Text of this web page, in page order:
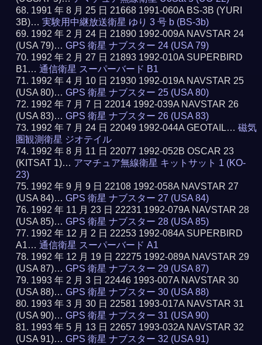
1991 年 8 月 25 日 21668 1991-060A BS-3B (YURI
3B)…実験用中継放送衛星 ゆり 3 号 b (BS-3b)
1992 年 2 月 24 日 21890 1992-009A NAVSTAR 24
(USA 79)…GPS 衛星 ナブスター 24 (USA 79)
1992 年 2 月 27 日 21893 1992-010A SUPERBIRD
B1…通信衛星 スーパーバード B1
1992 年 4 月 10 日 21930 1992-019A NAVSTAR 25
(USA 80)…GPS 衛星 ナブスター 25 (USA 80)
1992 年 7 月 7 日 22014 1992-039A NAVSTAR 26
(USA 83)…GPS 衛星 ナブスター 26 (USA 83)
1992 年 7 月 24 日 22049 1992-044A GEOTAIL…磁気
圏観測衛星 ジオテイル
1992 年 8 月 11 日 22077 1992-052B OSCAR 23
(KITSAT 1)… アマチュア無線衛星 キットサット 1 (KO-
23)
1992 年 9 月 9 日 22108 1992-058A NAVSTAR 27
(USA 84)…GPS 衛星 ナブスター 27 (USA 84)
1992 年 11 月 23 日 22231 1992-079A NAVSTAR 28
(USA 85)…GPS 衛星 ナブスター 28 (USA 85)
1992 年 12 月 2 日 22253 1992-084A SUPERBIRD
A1…通信衛星 スーパーバード A1
1992 年 12 月 19 日 22275 1992-089A NAVSTAR 29
(USA 87)…GPS 衛星 ナブスター 29 (USA 87)
1993 年 2 月 3 日 22446 1993-007A NAVSTAR 30
(USA 88)…GPS 衛星 ナブスター 30 (USA 88)
1993 年 3 月 30 日 22581 1993-017A NAVSTAR 31
(USA 90)…GPS 衛星 ナブスター 31 (USA 90)
1993 年 5 月 13 日 22657 1993-032A NAVSTAR 32
(USA 91)…GPS 衛星 ナブスター 32 (USA 91)